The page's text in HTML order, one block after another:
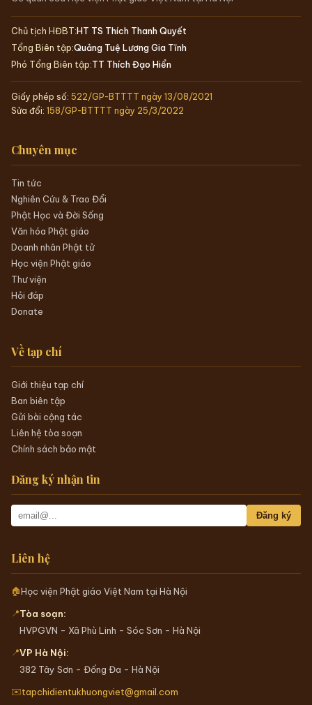
PHẬT GIÁO VIỆT NAM VỚI VIỆC XÂY DỰNG HỆ GIÁ TRỊ
VĂN HÓA VÀ CHUẨN MỰC CON NGƯỜI VIỆT NAM TRONG
KỶ NGUYÊN MỚI THEO NGHỊ QUYẾT 80-NQ/TW
2026-07-04T11:13
QUỐC GIA HIỆN ĐẠI
☸ Tạp chí Điện tử Khuông Việt
ISSN1859-2511
Cơ quan của Học viện Phật giáo Việt Nam tại Hà Nội
Tổng Biên tập:
Phó Tổng Biên tập:
Giấy phép số:
Sửa đổi:158/GP-BTTTT ngày 25/3/2022
Chuyên mục
Tin tức
Nghiên Cứu & Trao Đổi
Phật Học và Đời Sống
Văn hóa Phật giáo
Học viện Phật giáo
Thư viện
Hỏi đáp
Donate
Về tạp chí
Ban biên tập